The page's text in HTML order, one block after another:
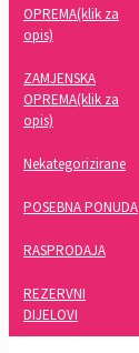
OPREMA(klik za
opis)
ZAMJENSKA
OPREMA(klik za
opis)
Nekategorizirane
POSEBNA PONUDA
RASPRODAJA
REZERVNI
DIJELOVI